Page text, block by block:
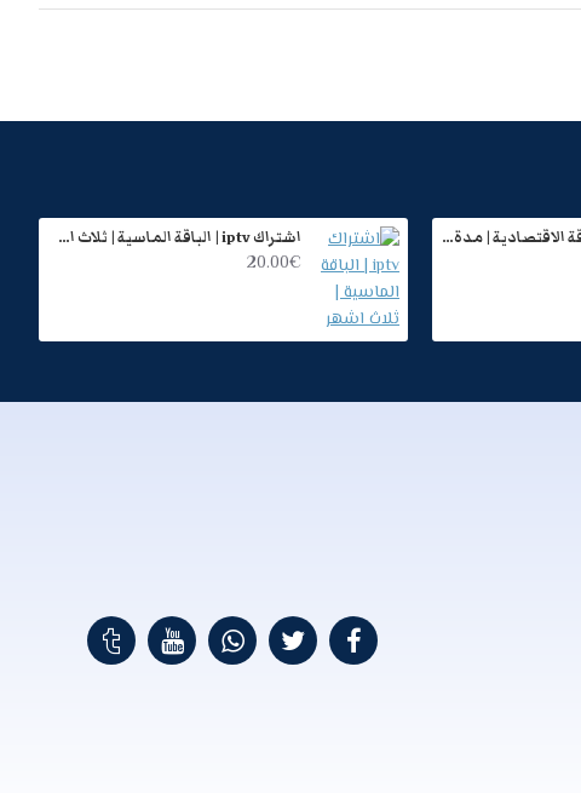
اشتراك iptv | الباقة الاقتصادية | مدة عام اشتراك iptv | الباقة الماسية | ثلاث اشهر
20.00€